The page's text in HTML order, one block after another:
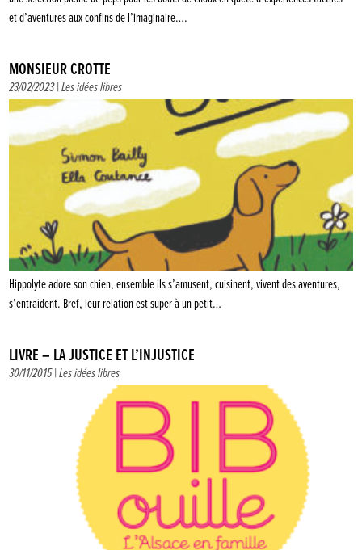
et d’aventures aux confins de l’imaginaire….
MONSIEUR CROTTE
23/02/2023 |Les idées libres
Hippolyte adore son chien, ensemble ils s’amusent, cuisinent, vivent des aventures,
s’entraident. Bref, leur relation est super à un petit…
LIVRE – LA JUSTICE ET L’INJUSTICE
30/11/2015 |Les idées libres